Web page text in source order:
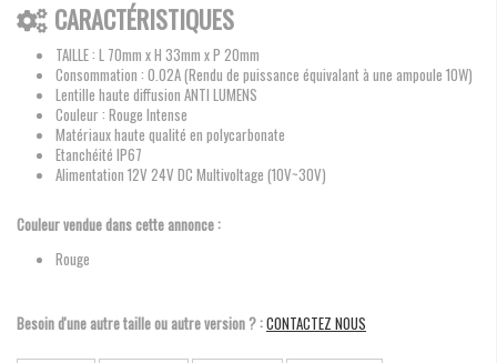
CARACTÉRISTIQUES
TAILLE : L 70mm x H 33mm x P 20mm
Consommation : 0.02A (Rendu de puissance équivalant à une ampoule 10W)
Lentille haute diffusion ANTI LUMENS
Couleur : Rouge Intense
Matériaux haute qualité en polycarbonate
Etanchéité IP67
Alimentation 12V 24V DC Multivoltage (10V~30V)
Couleur vendue dans cette annonce :
Rouge
Besoin d'une autre taille ou autre version ? :CONTACTEZ NOUS